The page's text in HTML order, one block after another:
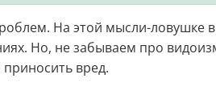
На этой мысли-
Но, не забываем про
вред.